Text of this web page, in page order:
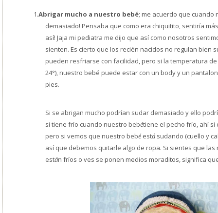
1.Abrigar mucho a nuestro bebé; me acuerdo que cuando
demasiado! Pensaba que como era chiquitito, sentiría
así! Jaja mi pediatra me dijo que así como nosotros
sienten. Es cierto que los recién nacidos no regulan bien
pueden resfriarse con facilidad, pero si la temperatura
24°), nuestro bebé puede estar con un body y un
pies.
Si se abrigan mucho podrían sudar demasiado y ello
si tiene frío cuando nuestro bebétiene el pecho frío, ahí
pero si vemos que nuestro bebé está sudando (cuello y
así que debemos quitarle algo de ropa. Si sientes que las
están fríos o ves se ponen medios moraditos, significa